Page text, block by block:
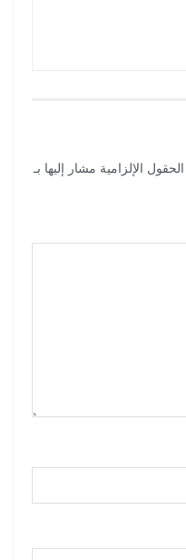
الحقول الإلزامية مشار إليها بـ